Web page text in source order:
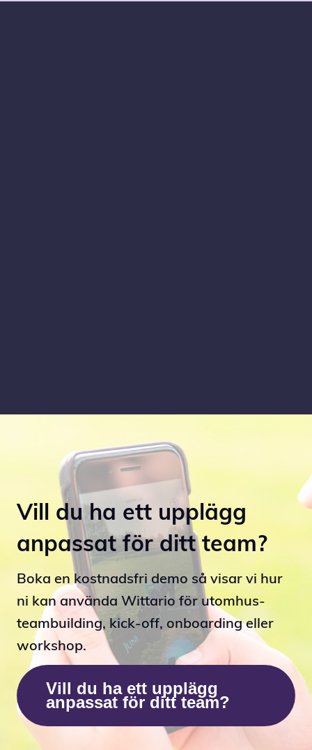
Vill du ha ett upplägg
anpassat för ditt team?
Boka en kostnadsfri demo så visar vi hur
ni kan använda Wittario för utomhus-
teambuilding, kick-off, onboarding eller
workshop.
Vill du ha ett upplägg
anpassat för ditt team?